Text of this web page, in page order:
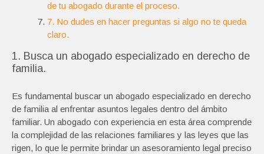
de tu abogado durante el proceso.
7. No dudes en hacer preguntas si algo no te queda
claro.
1. Busca un abogado especializado en derecho de
familia.
Es fundamental buscar un abogado especializado en derecho
de familia al enfrentar asuntos legales dentro del ámbito
familiar. Un abogado con experiencia en esta área comprende
la complejidad de las relaciones familiares y las leyes que las
rigen, lo que le permite brindar un asesoramiento legal preciso